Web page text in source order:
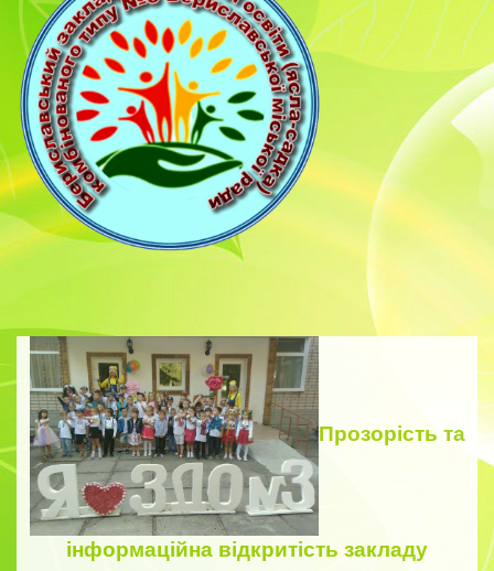
Прозорість та
інформаційна відкритість закладу